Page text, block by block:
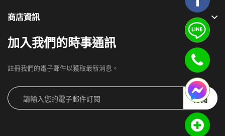
商店資訊
加入我們的時事通訊
註冊我們的電子郵件以獲取最新消息。
訂閱